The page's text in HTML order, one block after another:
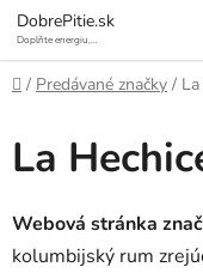
Prejsť
na
obsah
DobrePitie.sk
Doplňte energiu,
Domov
/ Predávané značky /
La
Webová stránka
kolumbijský rum